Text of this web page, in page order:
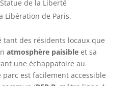
de la Liberté
Libération de Paris.
tant des résidents locaux que
atmosphère paisibleet sa
une échappatoire au
est facilement accessible